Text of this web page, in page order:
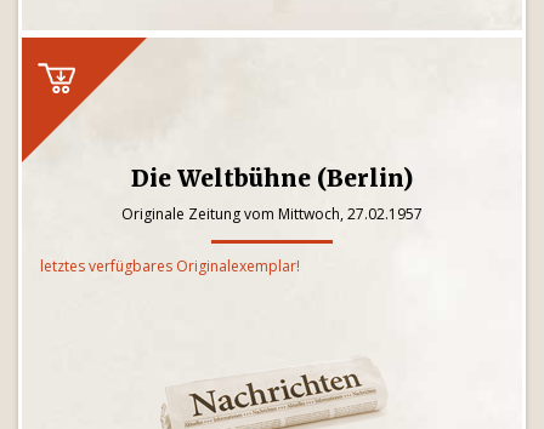
Die Weltbühne (Berlin)
Originale Zeitung vom Mittwoch, 27.02.1957
letztes verfügbares Originalexemplar!